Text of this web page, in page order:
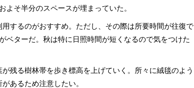
よそ半分のスペースが埋まっていた。
するのがおすすめ。ただし、その際は所要時間が往復で
ベターだ。秋は特に日照時間が短くなるので気をつけた
残る樹林帯を歩き標高を上げていく。所々に絨毯のよう
あるため注意したい。